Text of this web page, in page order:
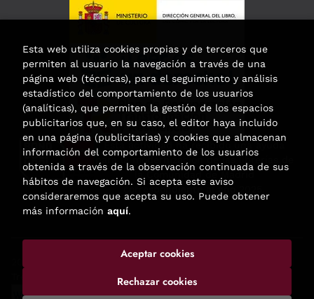
Esta actividad ha recibido una ayuda
para la modernización de las librerías de
la Comunidad de Madrid
correspondiente al año 2025.
. Todos los Derechos Reservados |
Esta web utiliza cookies propias y de terceros que
permiten al usuario la navegación a través de una
página web (técnicas), para el seguimiento y análisis
estadístico del comportamiento de los usuarios
(analíticas), que permiten la gestión de los espacios
publicitarios que, en su caso, el editor haya incluido
en una página (publicitarias) y cookies que almacenan
información del comportamiento de los usuarios
obtenida a través de la observación continuada de sus
hábitos de navegación. Si acepta este aviso
consideraremos que acepta su uso. Puede obtener
más información aquí.
Rechazar cookies
Aceptar cookies